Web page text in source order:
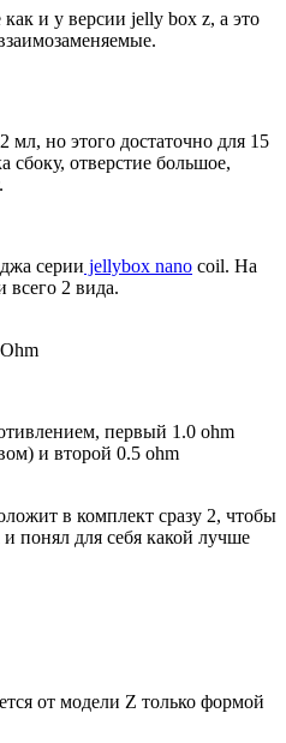
и у версии jelly box z, а это
мл, но этого достаточно для 15
сбоку, отверстие большое,
серии jellybox nano coil. На
2 вида.
первый 1.0 ohm
и второй 0.5 ohm
в комплект сразу 2, чтобы
понял для себя какой лучше
от модели Z только формой